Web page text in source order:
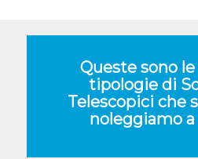
Queste sono
tipologie di
Telescopici che
noleggiamo a